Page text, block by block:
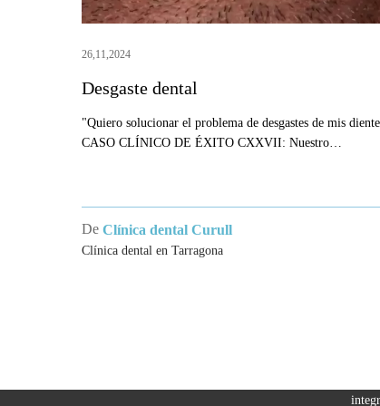
26,11,2024
Desgaste dental
"Quiero solucionar el problema de desgastes de mis
CASO CLÍNICO DE ÉXITO CXXVII: Nuestro…
De Clínica dental Curull
Clínica dental en Tarragona